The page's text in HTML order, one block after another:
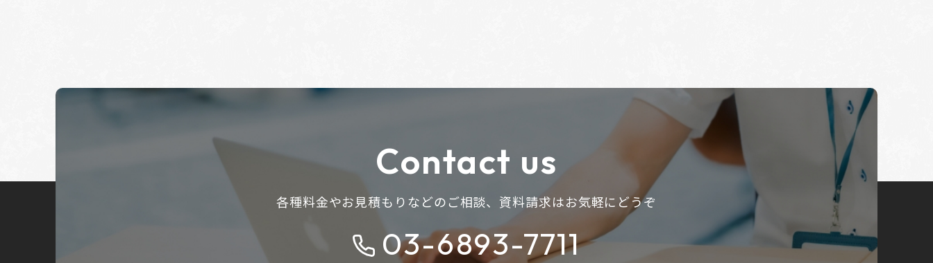
Contact us
各種料金やお見積もりなどのご相談、 資料請求はお気軽にどうぞ
03-6893-7711